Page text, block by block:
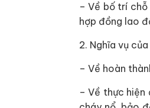
– Về bố trí
hợp đồng lao
2. Nghĩa vụ
– Về hoàn
– Về thực hiện